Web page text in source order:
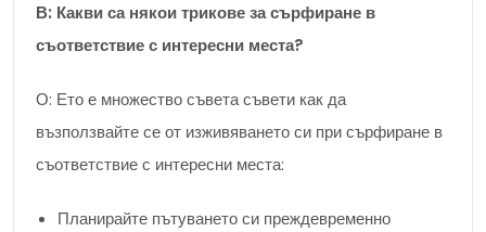
В: Какви са някои трикове за сърфиране в
съответствие с интересни места?
О: Ето е множество съвета съвети как да
възползвайте се от изживяването си при сърфиране в
съответствие с интересни места:
Планирайте пътуването си преждевременно